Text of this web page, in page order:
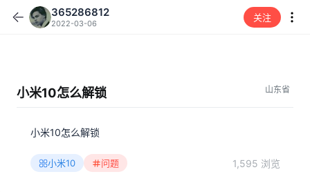
365286812
2022-03-06
关注
小米10怎么解锁 山东省
小米10怎么解锁
小米10 问题 1,595 浏览